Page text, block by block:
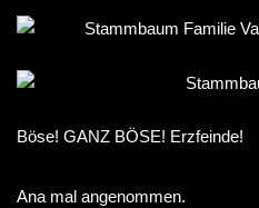
Böse! GANZ BÖSE! Erzfeinde!
Ana mal angenommen.